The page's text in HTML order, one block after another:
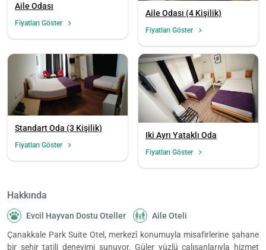
Aile Odası
Fiyatları Göster
Aile Odası (4 Kişilik)
Fiyatları Göster
Standart Oda (3 Kişilik)
Fiyatları Göster
Iki Ayrı Yataklı Oda
Fiyatları Göster
Hakkında
Evcil Hayvan Dostu Oteller
Aile Oteli
Çanakkale Park Suite Otel, merkezî konumuyla misafirlerine şahane
bir şehir tatili deneyimi sunuyor. Güler yüzlü çalışanlarıyla hizmet